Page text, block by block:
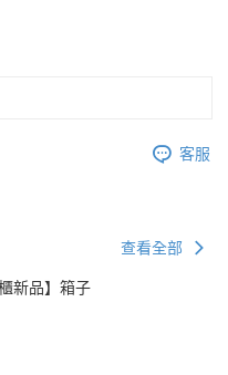
客服
查看全部
新品】箱子